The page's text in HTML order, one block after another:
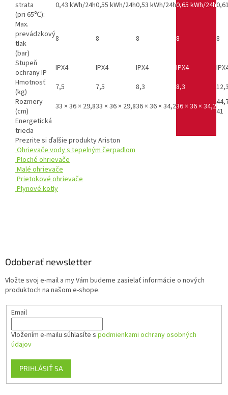
strata
(pri 65℃):
0,43 kWh/24h0,55 kWh/24h0,53 kWh/24h0,65 kWh/24h
Max.
prevádzkový
tlak
(bar)
8 8 8 8 8
Stupeň
ochrany IP
IPX4 IPX4 IPX4 IPX4
Hmotnosť
(kg)
7,5 7,5 8,3 8,3
Rozmery
(cm)
33 × 36 × 29,833 × 36 × 29,836 × 36 × 34,236 × 36 × 34,241
Energetická
trieda
Prezrite si ďalšie produktyAriston
Ohrievače vody s tepelným čerpadlom
Ploché ohrievače
Malé ohrievače
Prietokové ohrievače
Plynové kotly
Odoberať newsletter
Vložte svoj e-mail a my Vám budeme zasielať informácie o nových
produktoch na našom e-shope.
Email
Vložením e-mailu súhlasíte s podmienkami ochrany osobných
údajov
PRIHLÁSIŤ SA